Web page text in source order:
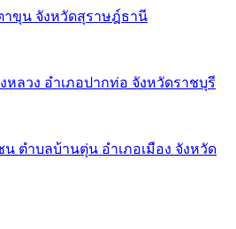
าขุน จังหวัดสุราษฎ์ธานี
ลวง อำเภอปากท่อ จังหวัดราชบุรี
ตำบลบ้านตุ่น อำเภอเมือง จังหวัด